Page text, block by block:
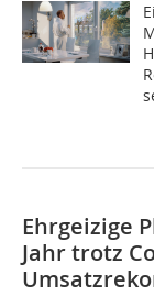
Ehrgeizige
Jahr trotz